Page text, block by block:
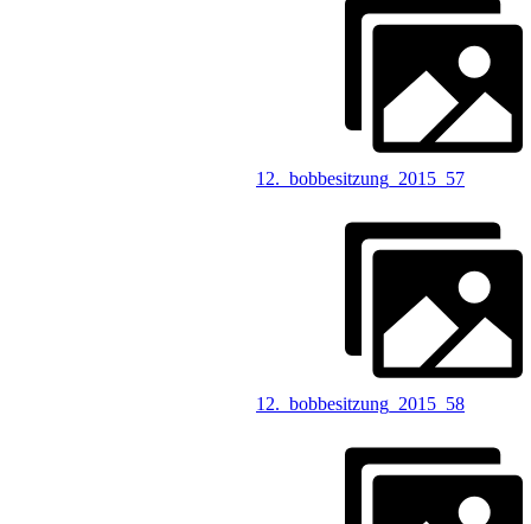
12._bobbesitzung_2015_57
12._bobbesitzung_2015_58